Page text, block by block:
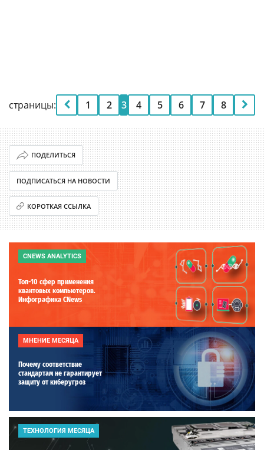
страницы: 1 2 3 4 5 6 7 8
ПОДЕЛИТЬСЯ
ПОДПИСАТЬСЯ НА НОВОСТИ
КОРОТКАЯ ССЫЛКА
CNEWS ANALYTICS
Топ-10 сфер применения
квантовых компьютеров.
Инфографика CNews
МНЕНИЕ МЕСЯЦА
Почему соответствие
стандартам не гарантирует
защиту от киберугроз
ТЕХНОЛОГИЯ МЕСЯЦА